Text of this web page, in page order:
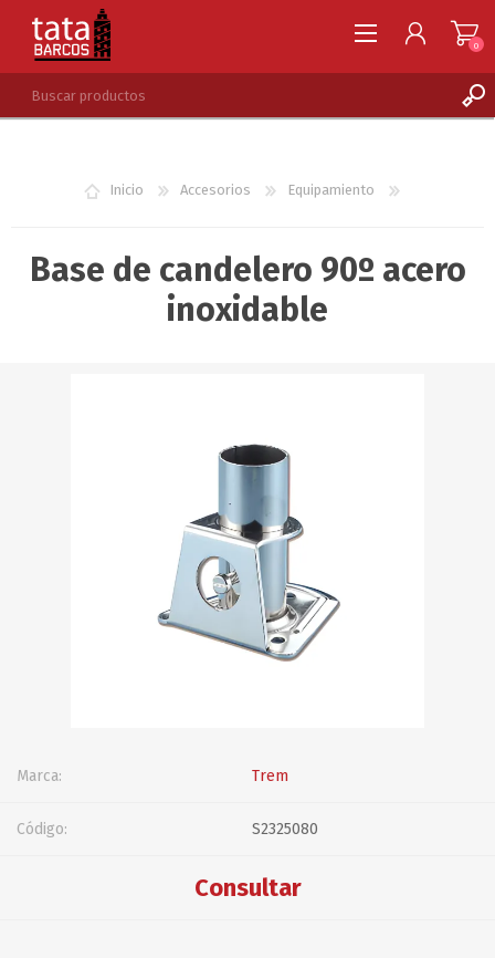
LISTA DE DESEOS
0
Inicio Accesorios Equipamiento
Base de candelero 90º acero
inoxidable
Marca: Trem
Código: S2325080
Consultar